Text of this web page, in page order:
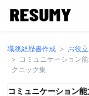
職務経歴書作成
お役
コミュニケーション
クニック集
コミュニケーション